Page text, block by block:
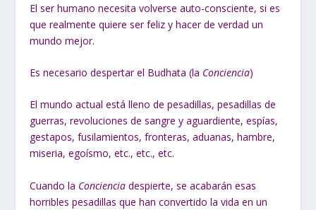
El ser humano necesita volverse auto-consciente, si es
que realmente quiere ser feliz y hacer de verdad un
mundo mejor.
Es necesario despertar el Budhata (la Conciencia)
El mundo actual está lleno de pesadillas, pesadillas de
guerras, revoluciones de sangre y aguardiente, espías,
gestapos, fusilamientos, fronteras, aduanas, hambre,
miseria, egoísmo, etc., etc., etc.
Cuando la Conciencia despierte, se acabarán esas
horribles pesadillas que han convertido la vida en un